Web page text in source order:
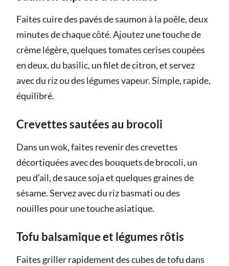
Faites cuire des pavés de saumon à la poêle, deux
minutes de chaque côté. Ajoutez une touche de
crème légère, quelques tomates cerises coupées
en deux, du basilic, un filet de citron, et servez
avec du riz ou des légumes vapeur. Simple, rapide,
équilibré.
Crevettes sautées au brocoli
Dans un wok, faites revenir des crevettes
décortiquées avec des bouquets de brocoli, un
peu d’ail, de sauce soja et quelques graines de
sésame. Servez avec du riz basmati ou des
nouilles pour une touche asiatique.
Tofu balsamique et légumes rôtis
Faites griller rapidement des cubes de tofu dans